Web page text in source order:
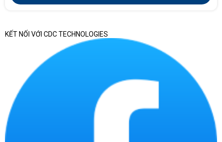
Nếu doanh nghiệp cần chọn laptop theo phòng ban,
số lượng triển khai, tiêu chuẩn cấu hình, chứng từ
bàn giao và khả năng quản lý tài sản CNTT sau mua,
có thể tham khảo thêm bài viết chuyên sâu về
laptop doanh nghiệp. Trang này tập trung vào
danh mục laptop chính hãng nói chung, còn bài
chuyên sâu phù hợp hơn khi cần chuẩn hóa thiết bị
KẾT NỐI VỚI CDC TECHNOLOGIES